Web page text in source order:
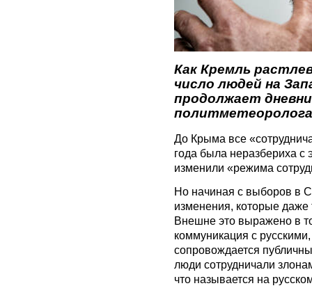
Как Кремль
число людей на
продолжает
До Крыма все
года была неразбериха
изменили «режима
Но начиная с выборов в
изменения, которые даже
Внешне это выражено в
коммуникация с
сопровождается
люди сотрудничали
что называется на